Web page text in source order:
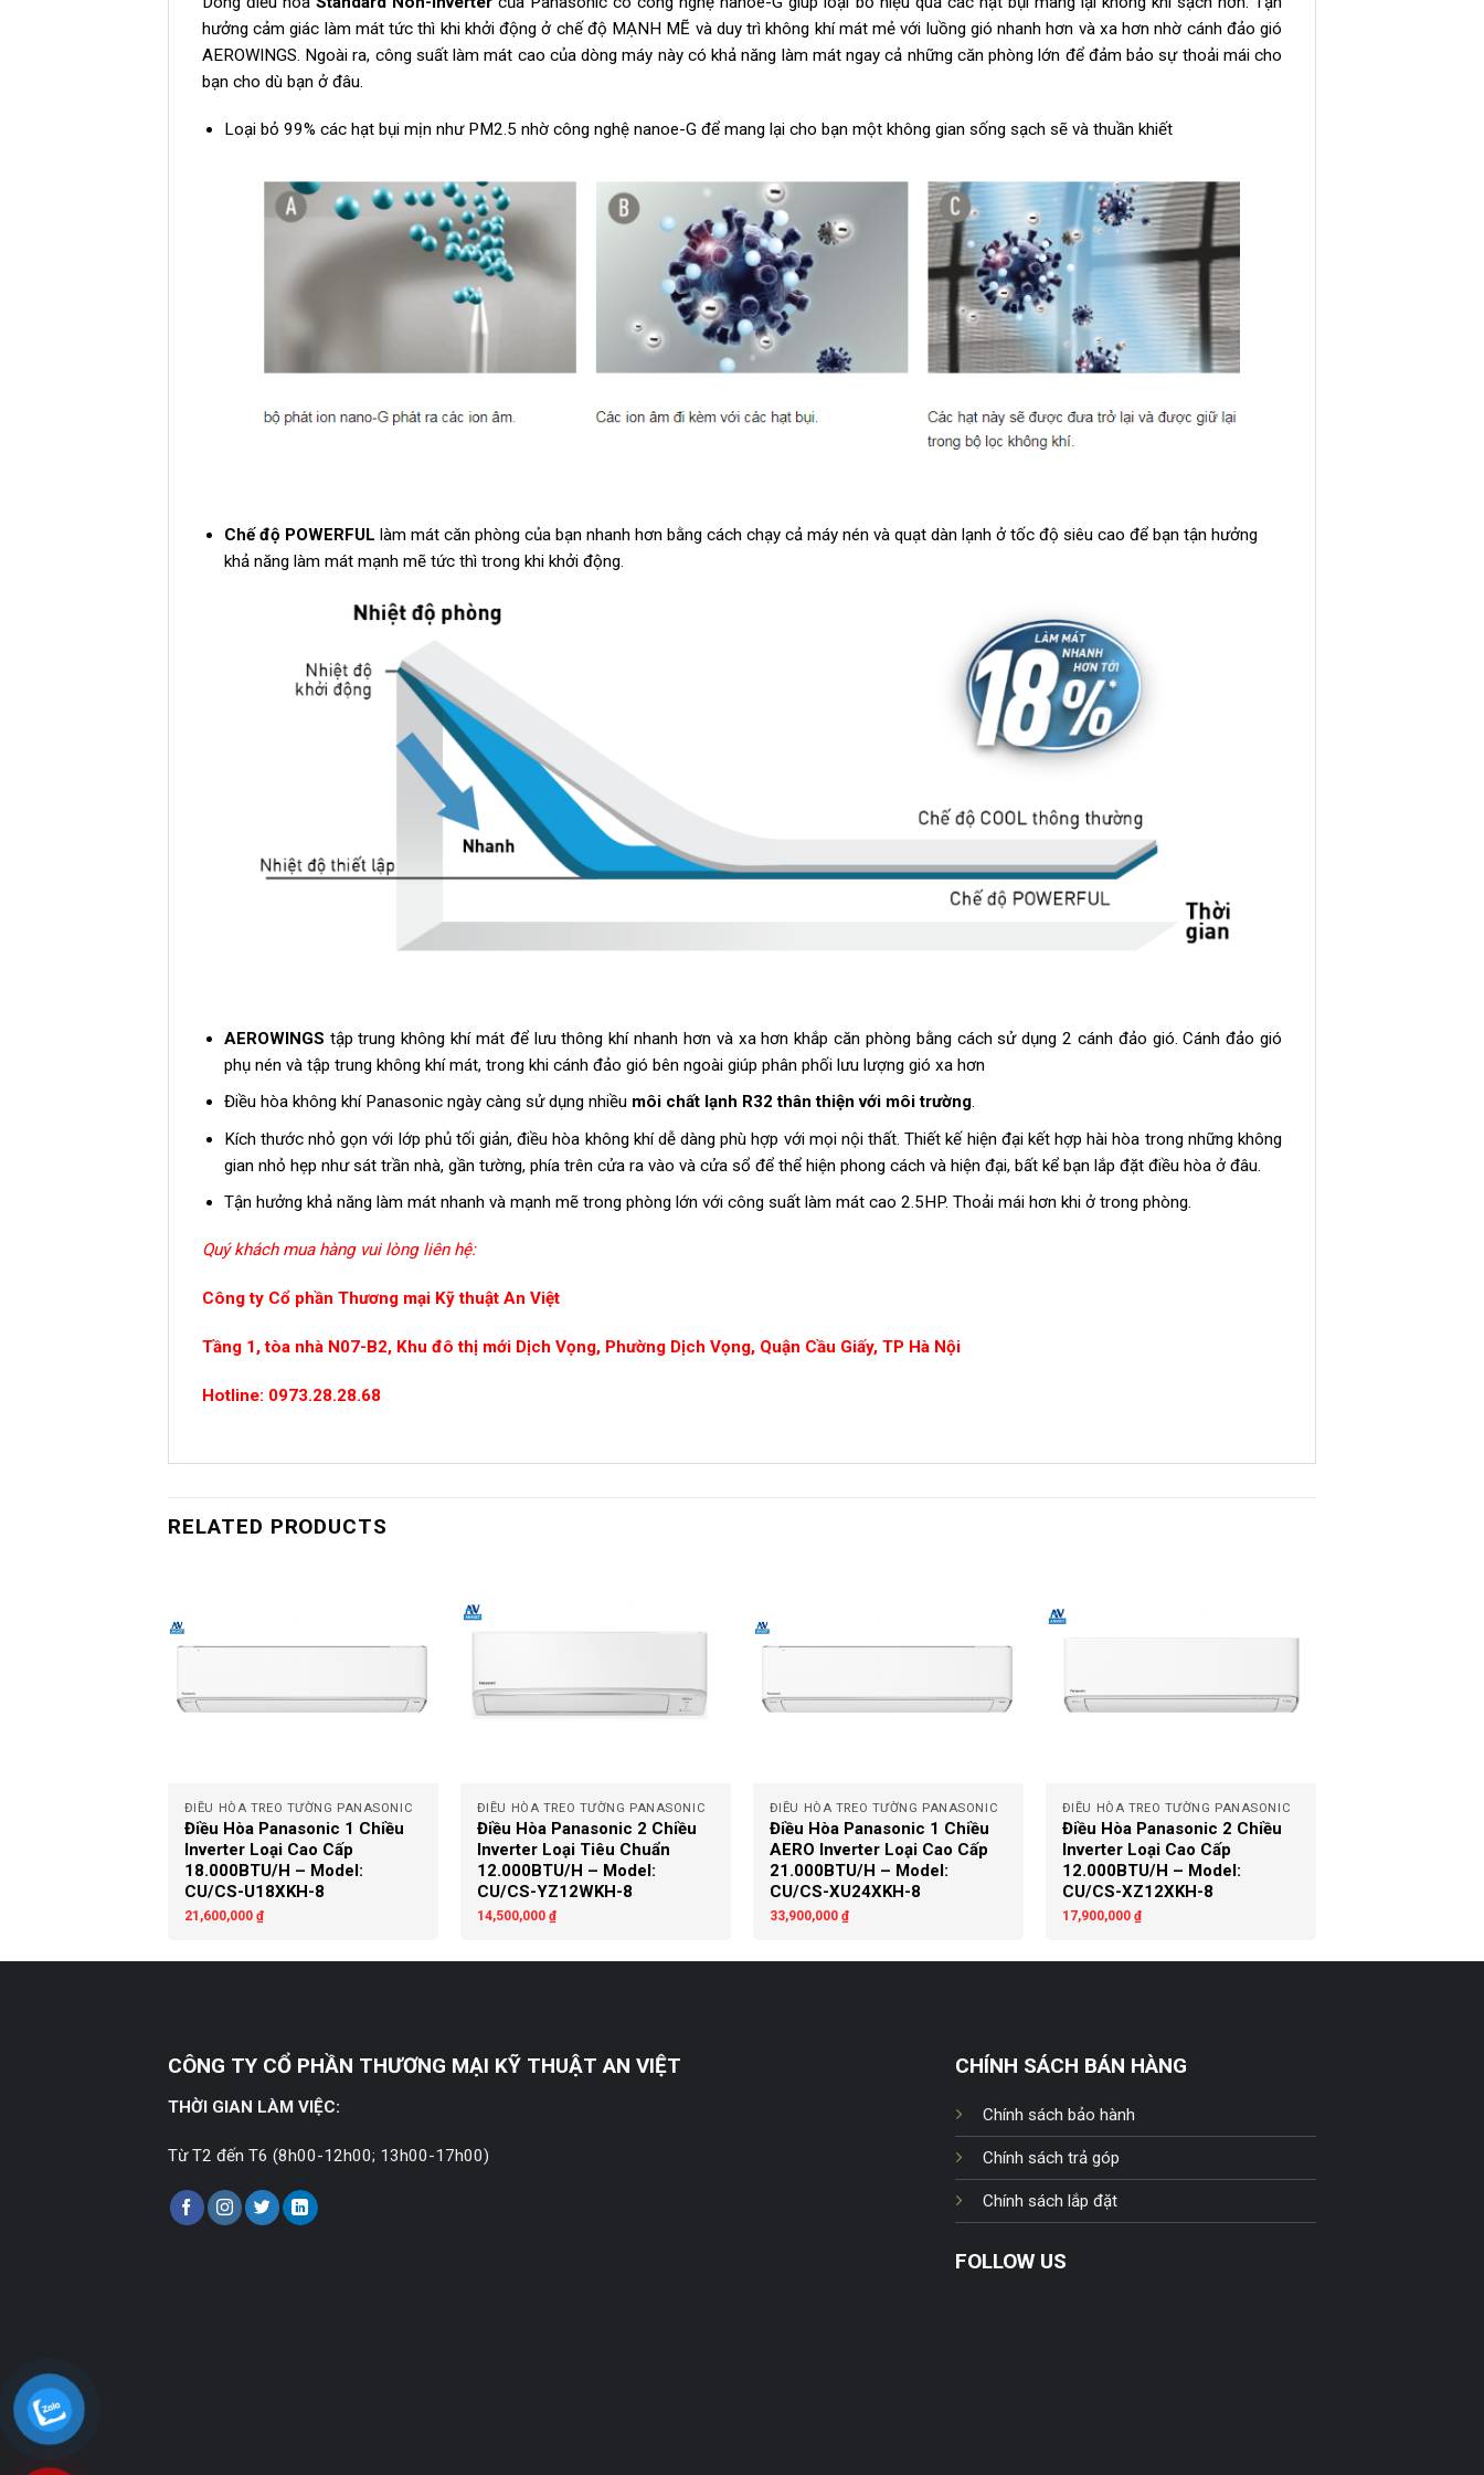
hưởng cảm giác làm mát tức thì khi khởi động ở chế độ MẠNH MẼ và duy trì không khí mát mẻ với luồng gió nhanh hơn và xa hơn nhờ cánh đảo gió
AEROWINGS. Ngoài ra, công suất làm mát cao của dòng máy này có khả năng làm mát ngay cả những căn phòng lớn để đảm bảo sự thoải mái cho
bạn cho dù bạn ở đâu.
Loại bỏ 99% các hạt bụi mịn như PM2.5 nhờ công nghệ nanoe-G để mang lại cho bạn một không gian sống sạch sẽ và thuần khiết
Chế độ POWERFUL làm mát căn phòng của bạn nhanh hơn bằng cách chạy cả máy nén và quạt dàn lạnh ở tốc độ siêu cao để bạn tận hưởng
khả năng làm mát mạnh mẽ tức thì trong khi khởi động.
AEROWINGS tập trung không khí mát để lưu thông khí nhanh hơn và xa hơn khắp căn phòng bằng cách sử dụng 2 cánh đảo gió. Cánh đảo gió
phụ nén và tập trung không khí mát, trong khi cánh đảo gió bên ngoài giúp phân phối lưu lượng gió xa hơn
Điều hòa không khí Panasonic ngày càng sử dụng nhiều môi chất lạnh R32 thân thiện với môi trường.
Kích thước nhỏ gọn với lớp phủ tối giản, điều hòa không khí dễ dàng phù hợp với mọi nội thất. Thiết kế hiện đại kết hợp hài hòa trong những không
gian nhỏ hẹp như sát trần nhà, gần tường, phía trên cửa ra vào và cửa sổ để thể hiện phong cách và hiện đại, bất kể bạn lắp đặt điều hòa ở đâu.
Tận hưởng khả năng làm mát nhanh và mạnh mẽ trong phòng lớn với công suất làm mát cao 2.5HP. Thoải mái hơn khi ở trong phòng.
Quý khách mua hàng vui lòng liên hệ:
Công ty Cổ phần Thương mại Kỹ thuật An Việt
Tầng 1, tòa nhà N07-B2, Khu đô thị mới Dịch Vọng, Phường Dịch Vọng, Quận Cầu Giấy, TP Hà Nội
Hotline: 0973.28.28.68
RELATED PRODUCTS
ĐIỀU HÒA TREO TƯỜNG PANASONIC
Điều Hòa Panasonic 1 Chiều
Inverter Loại Cao Cấp
18.000BTU/H – Model:
CU/CS-U18XKH-8
21,600,000 ₫
ĐIỀU HÒA TREO TƯỜNG PANASONIC
Điều Hòa Panasonic 2 Chiều
Inverter Loại Tiêu Chuẩn
12.000BTU/H – Model:
CU/CS-YZ12WKH-8
14,500,000 ₫
ĐIỀU HÒA TREO TƯỜNG PANASONIC
Điều Hòa Panasonic 1 Chiều
AERO Inverter Loại Cao Cấp
21.000BTU/H – Model:
CU/CS-XU24XKH-8
33,900,000 ₫
ĐIỀU HÒA TREO TƯỜNG PANASONIC
Điều Hòa Panasonic 2 Chiều
Inverter Loại Cao Cấp
12.000BTU/H – Model:
CU/CS-XZ12XKH-8
17,900,000 ₫
CÔNG TY CỔ PHẦN THƯƠNG MẠI KỸ THUẬT AN VIỆT
THỜI GIAN LÀM VIỆC:
Từ T2 đến T6 (8h00-12h00; 13h00-17h00)
CHÍNH SÁCH BÁN HÀNG
Chính sách bảo hành
Chính sách trả góp
Chính sách lắp đặt
FOLLOW US